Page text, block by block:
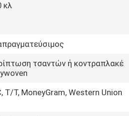
κλ
τσαντών ή κοντραπλακέ
T/T, MoneyGram, Western Union